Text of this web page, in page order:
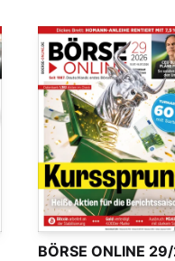
BÖRSE ONLINE